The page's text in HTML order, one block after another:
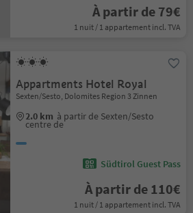
À partir de 79€
1 nuit / 1 appartement incl. TVA
Appartments Hotel Royal
Sexten/Sesto, Dolomites Region 3 Zinnen
2.0 km à partir de Sexten/Sesto
centre de
Südtirol Guest Pass
À partir de 110€
1 nuit / 1 appartement incl. TVA